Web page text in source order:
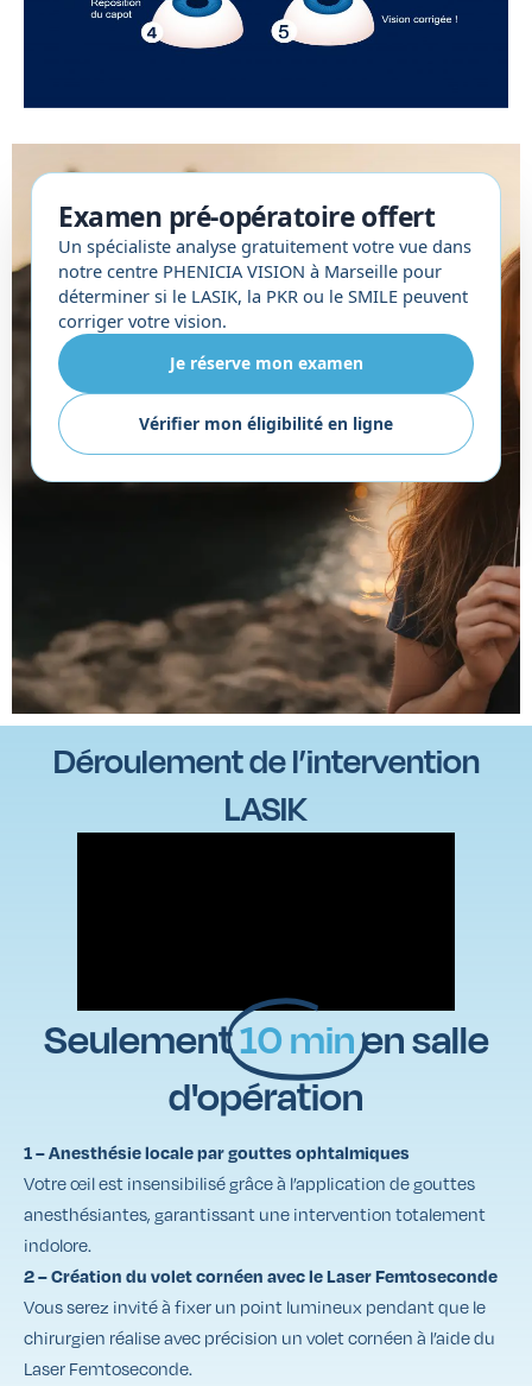
Examen pré-opératoire offert
Un spécialiste analyse gratuitement votre vue dans
notre centre PHENICIA VISION à Marseille pour
déterminer si le LASIK, la PKR ou le SMILE peuvent
corriger votre vision.
Je réserve mon examen
Vérifier mon éligibilité en ligne
Déroulement de l’intervention
LASIK
Seulement10 minen salle
d'opération
1 – Anesthésie locale par gouttes ophtalmiques
Votre œil est insensibilisé grâce à l’application de gouttes
anesthésiantes, garantissant une intervention totalement
indolore.
2 – Création du volet cornéen avec le Laser Femtoseconde
Vous serez invité à fixer un point lumineux pendant que le
chirurgien réalise avec précision un volet cornéen à l’aide du
Laser Femtoseconde.